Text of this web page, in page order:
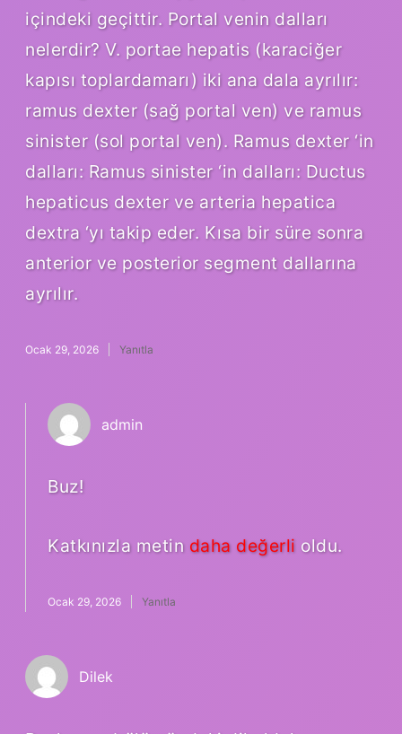
içindeki geçittir. Portal venin dalları
nelerdir? V. portae hepatis (karaciğer
kapısı toplardamarı) iki ana dala ayrılır:
ramus dexter (sağ portal ven) ve ramus
sinister (sol portal ven). Ramus dexter ‘in
dalları: Ramus sinister ‘in dalları: Ductus
hepaticus dexter ve arteria hepatica
dextra ‘yı takip eder. Kısa bir süre sonra
anterior ve posterior segment dallarına
ayrılır.
Ocak 29, 2026 Yanıtla
admin
Buz!
Katkınızla metin daha değerli oldu.
Ocak 29, 2026 Yanıtla
Dilek